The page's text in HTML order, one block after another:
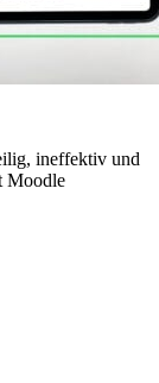
ineffektiv und
Moodle